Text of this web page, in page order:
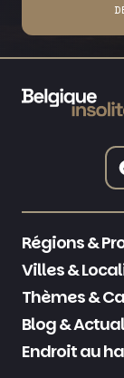
Régions &
Villes &
Thèmes &
Blog &
Endroit au